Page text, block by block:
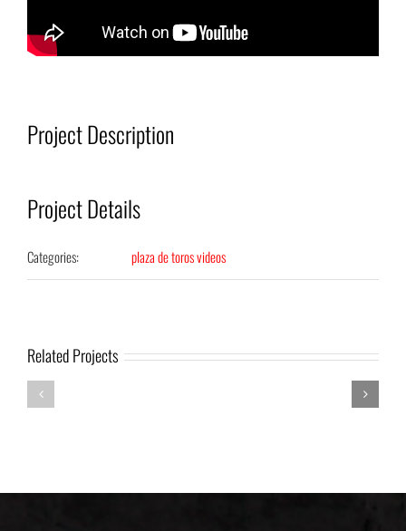
Project Description
Project Details
Categories: plaza de toros videos
Related Projects